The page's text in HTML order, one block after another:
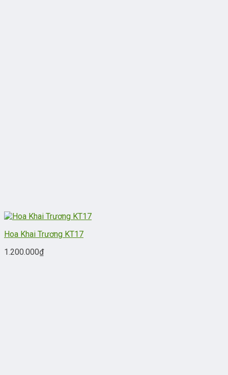
Hoa Khai Trương KT17
1.200.000₫